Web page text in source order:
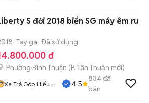
S đời 2018 biển SG máy êm ru
Tay ga Đã sử dụng
đ
Phường Bình Thuận (P. Tân Thuận mới)
Xe Trả Góp Hiếu
4.5
834đã
bán